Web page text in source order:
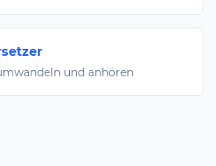
und anhören